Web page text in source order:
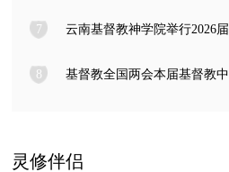
7
8
灵修伴侣